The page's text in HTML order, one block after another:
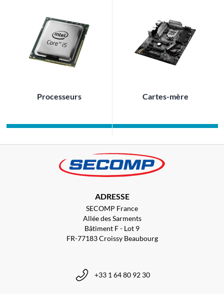
Processeurs Cartes-mère
ADRESSE
SECOMP France
Allée des Sarments
Bâtiment F - Lot 9
FR-77183 Croissy Beaubourg
+33 1 64 80 92 30